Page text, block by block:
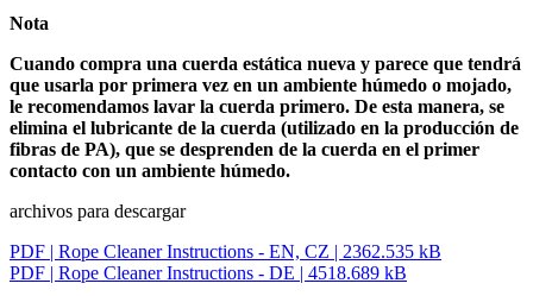
Nota
Cuando compra una cuerda estática nueva y parece que tendrá
que usarla por primera vez en un ambiente húmedo o mojado,
le recomendamos lavar la cuerda primero. De esta manera, se
elimina el lubricante de la cuerda (utilizado en la producción de
fibras de PA), que se desprenden de la cuerda en el primer
contacto con un ambiente húmedo.
archivos para descargar
PDF | Rope Cleaner Instructions - EN, CZ | 2362.535 kB
PDF | Rope Cleaner Instructions - DE | 4518.689 kB